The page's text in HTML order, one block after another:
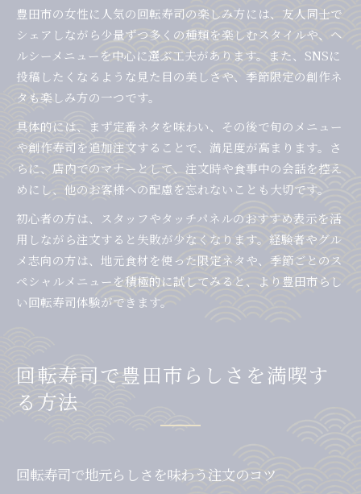
豊田市の女性に人気の回転寿司の楽しみ方には、友人同士で
シェアしながら少量ずつ多くの種類を楽しむスタイルや、ヘ
ルシーメニューを中心に選ぶ工夫があります。また、SNSに
投稿したくなるような見た目の美しさや、季節限定の創作ネ
タも楽しみ方の一つです。
具体的には、まず定番ネタを味わい、その後で旬のメニュー
や創作寿司を追加注文することで、満足度が高まります。さ
らに、店内でのマナーとして、注文時や食事中の会話を控え
めにし、他のお客様への配慮を忘れないことも大切です。
初心者の方は、スタッフやタッチパネルのおすすめ表示を活
用しながら注文すると失敗が少なくなります。経験者やグル
メ志向の方は、地元食材を使った限定ネタや、季節ごとのス
ペシャルメニューを積極的に試してみると、より豊田市らし
い回転寿司体験ができます。
回転寿司で豊田市らしさを満喫す
る方法
回転寿司で地元らしさを味わう注文のコツ